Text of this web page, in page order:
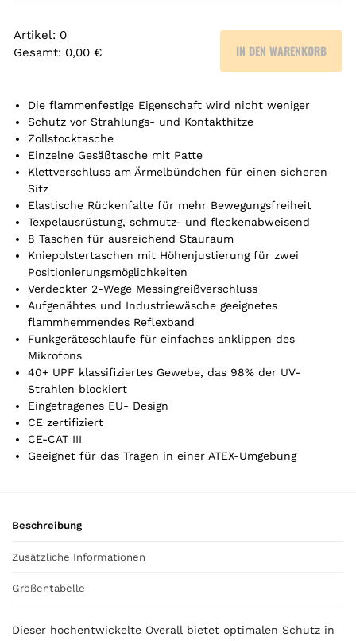
Artikel: 0
Gesamt: 0,00 €
r
t
i
k
e
.
Y
o
u
s
0
,
0
IN DEN WARENKORB
Die flammenfestige Eigenschaft wird nicht weniger
Schutz vor Strahlungs- und Kontakthitze
Zollstocktasche
Einzelne Gesäßtasche mit Patte
Klettverschluss am Ärmelbündchen für einen sicheren
Sitz
Elastische Rückenfalte für mehr Bewegungsfreiheit
Texpelausrüstung, schmutz- und fleckenabweisend
8 Taschen für ausreichend Stauraum
Kniepolstertaschen mit Höhenjustierung für zwei
Positionierungsmöglichkeiten
Verdeckter 2-Wege Messingreißverschluss
Aufgenähtes und Industriewäsche geeignetes
flammhemmendes Reflexband
Funkgeräteschlaufe für einfaches anklippen des
Mikrofons
40+ UPF klassifiziertes Gewebe, das 98% der UV-
Strahlen blockiert
Eingetragenes EU- Design
CE zertifiziert
CE-CAT III
Geeignet für das Tragen in einer ATEX-Umgebung
Beschreibung
Zusätzliche Informationen
Größentabelle
Dieser hochentwickelte Overall bietet optimalen Schutz in